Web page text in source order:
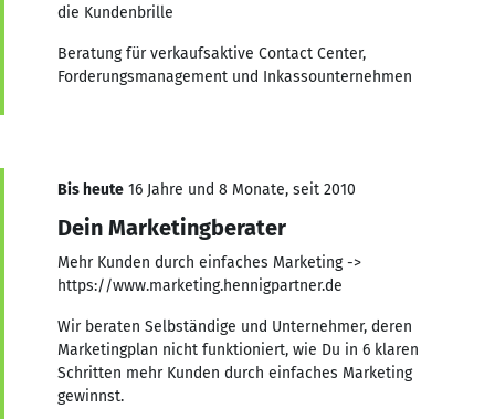
die Kundenbrille
Beratung für verkaufsaktive Contact Center,
Forderungsmanagement und Inkassounternehmen
Bis heute 16 Jahre und 8 Monate, seit 2010
Dein Marketingberater
Mehr Kunden durch einfaches Marketing ->
https://www.marketing.hennigpartner.de
Wir beraten Selbständige und Unternehmer, deren
Marketingplan nicht funktioniert, wie Du in 6 klaren
Schritten mehr Kunden durch einfaches Marketing
gewinnst.